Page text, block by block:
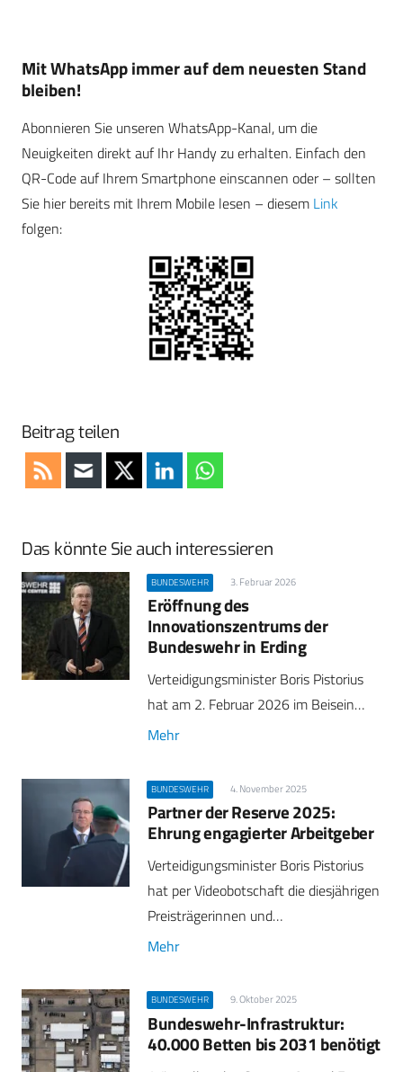
Mit WhatsApp immer auf dem neuesten Stand
bleiben!
Abonnieren Sie unseren WhatsApp-Kanal, um die
Neuigkeiten direkt auf Ihr Handy zu erhalten. Einfach den
QR-Code auf Ihrem Smartphone einscannen oder – sollten
Sie hier bereits mit Ihrem Mobile lesen – diesem Link
folgen:
Beitrag teilen
Das könnte Sie auch interessieren
BUNDESWEHR 3. Februar 2026
Eröffnung des
Innovationszentrums der
Bundeswehr in Erding
Verteidigungsminister Boris Pistorius
hat am 2. Februar 2026 im Beisein…
Mehr
BUNDESWEHR 4. November 2025
Partner der Reserve 2025:
Ehrung engagierter Arbeitgeber
Verteidigungsminister Boris Pistorius
hat per Videobotschaft die diesjährigen
Preisträgerinnen und…
Mehr
BUNDESWEHR 9. Oktober 2025
Bundeswehr-Infrastruktur:
40.000 Betten bis 2031 benötigt